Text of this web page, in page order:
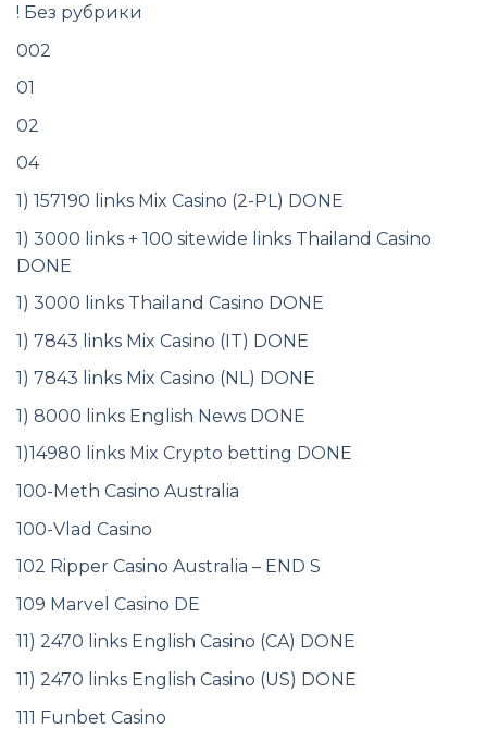
! Без рубрики
002
01
02
04
1) 157190 links Mix Casino (2-PL) DONE
1) 3000 links + 100 sitewide links Thailand Casino
DONE
1) 3000 links Thailand Casino DONE
1) 7843 links Mix Casino (IT) DONE
1) 7843 links Mix Casino (NL) DONE
1) 8000 links English News DONE
1)14980 links Mix Crypto betting DONE
100-Meth Casino Australia
100-Vlad Casino
102 Ripper Casino Australia – END S
109 Marvel Casino DE
11) 2470 links English Casino (CA) DONE
11) 2470 links English Casino (US) DONE
111 Funbet Casino